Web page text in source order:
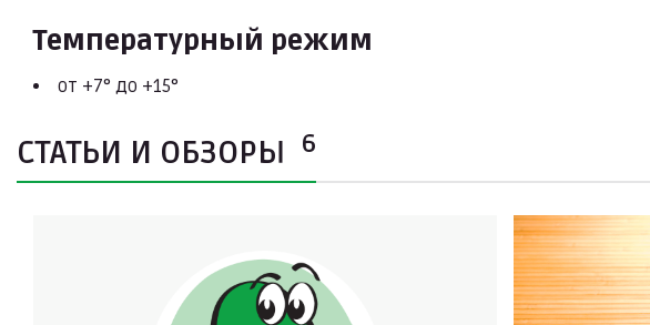
Температурный режим
от +7° до +15°
СТАТЬИ И ОБЗОРЫ 6